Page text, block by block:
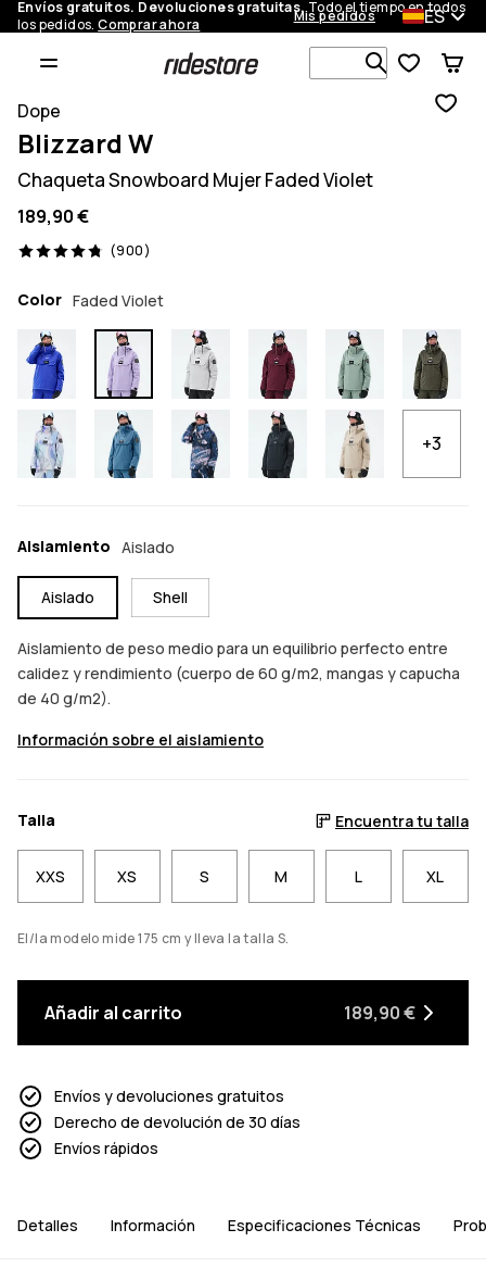
Envíos gratuitos. Devoluciones gratuitas.Todo el tiempo en todos
los pedidos.Comprar ahora Mis pedidos ES
Busca en
Dope
Blizzard W
Chaqueta Snowboard Mujer Faded Violet
189,90 €
(900)
900 opiniones, 4.8/5
Color Faded Violet
+3
Aislamiento Aislado
Aislado Shell
Aislamiento de peso medio para un equilibrio perfecto entre
calidez y rendimiento (cuerpo de 60 g/m2, mangas y capucha
de 40 g/m2).
Información sobre el aislamiento
Talla Encuentra tu talla
XXS XS S M L XL
El/la modelo mide 175 cm y lleva la talla S.
Añadir al carrito 189,90 €
Envíos y devoluciones gratuitos
Derecho de devolución de 30 días
Envíos rápidos
Detalles Información Especificaciones Técnicas